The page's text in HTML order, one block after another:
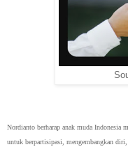
Nordianto berharap anak muda Indonesia
untuk berpartisipasi, mengembangkan